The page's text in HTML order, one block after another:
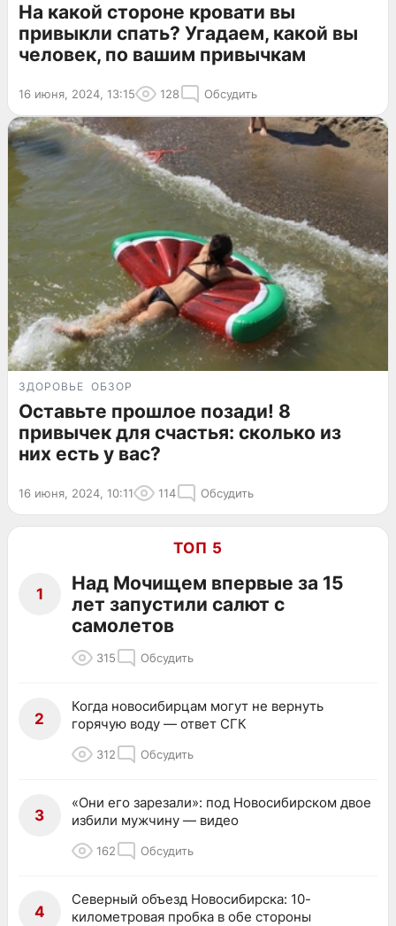
На какой стороне кровати вы
привыкли спать? Угадаем, какой вы
человек, по вашим привычкам
16 июня, 2024, 13:15 128 Обсудить
ЗДОРОВЬЕ ОБЗОР
Оставьте прошлое позади! 8
привычек для счастья: сколько из
них есть у вас?
16 июня, 2024, 10:11 114 Обсудить
ТОП 5
1
Над Мочищем впервые за 15
лет запустили салют с
самолетов
315 Обсудить
2
Когда новосибирцам могут не вернуть
горячую воду — ответ СГК
312 Обсудить
3
«Они его зарезали»: под Новосибирском двое
избили мужчину — видео
162 Обсудить
4
Северный объезд Новосибирска: 10-
километровая пробка в обе стороны